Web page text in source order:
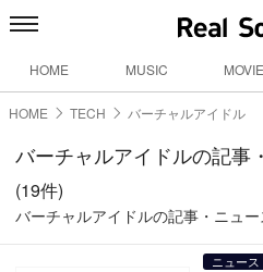
HOME MUSIC MOVIE
HOME TECH バーチャルアイドル
バーチャルアイドルの記事
(19件)
バーチャルアイドルの記事・ニュ
ニュース